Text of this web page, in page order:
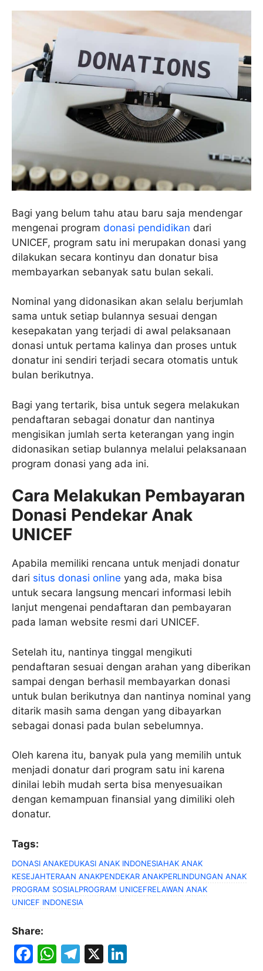
Bagi yang belum tahu atau baru saja mendengar
mengenai program donasi pendidikan dari
UNICEF, program satu ini merupakan donasi yang
dilakukan secara kontinyu dan donatur bisa
membayarkan sebanyak satu bulan sekali.
Nominal yang didonasikan akan selalu berjumlah
sama untuk setiap bulannya sesuai dengan
kesepakatan yang terjadi di awal pelaksanaan
donasi untuk pertama kalinya dan proses untuk
donatur ini sendiri terjadi secara otomatis untuk
bulan berikutnya.
Bagi yang tertarik, bisa untuk segera melakukan
pendaftaran sebagai donatur dan nantinya
mengisikan jumlah serta keterangan yang ingin
didonasikan setiap bulannya melalui pelaksanaan
program donasi yang ada ini.
Cara Melakukan Pembayaran
Donasi Pendekar Anak
UNICEF
Apabila memiliki rencana untuk menjadi donatur
dari situs donasi online yang ada, maka bisa
untuk secara langsung mencari informasi lebih
lanjut mengenai pendaftaran dan pembayaran
pada laman website resmi dari UNICEF.
Setelah itu, nantinya tinggal mengikuti
pendaftaran sesuai dengan arahan yang diberikan
sampai dengan berhasil membayarkan donasi
untuk bulan berikutnya dan nantinya nominal yang
ditarik masih sama dengan yang dibayarkan
sebagai donasi pada bulan sebelumnya.
Oleh karena itu, banyak pula yang memilih untuk
menjadi donatur dari program satu ini karena
dinilai lebih mudah serta bisa menyesuaikan
dengan kemampuan finansial yang dimiliki oleh
donatur.
Tags:
DONASI ANAKEDUKASI ANAK INDONESIAHAK ANAK
KESEJAHTERAAN ANAKPENDEKAR ANAKPERLINDUNGAN ANAK
PROGRAM SOSIAL PROGRAM UNICEFRELAWAN ANAK
UNICEF INDONESIA
Share:
F
W T
X